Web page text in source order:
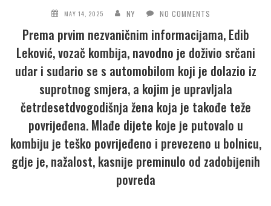
MAY 14, 2025 NY NO COMMENTS
Prema prvim nezvaničnim informacijama, Edib
Leković, vozač kombija, navodno je doživio srčani
udar i sudario se s automobilom koji je dolazio iz
suprotnog smjera, a kojim je upravljala
četrdesetdvogodišnja žena koja je takođe teže
povrijeđena. Mlađe dijete koje je putovalo u
kombiju je teško povrijeđeno i prevezeno u bolnicu,
gdje je, nažalost, kasnije preminulo od zadobijenih
povreda